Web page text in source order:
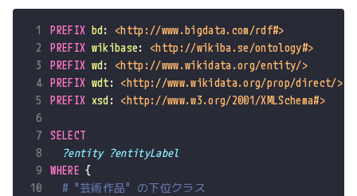
1 PREFIX bd:
<http://www.bigdata.com/rdf#>
2
PREFIX wikibase:
<http://wikiba.se/ontology#>
3
PREFIX wd:
<http://www.wikidata.org/entity/>
4
PREFIX wdt: <http://www.wikidata.org/prop/direct/>
5
PREFIX xsd: <http://www.w3.org/2001/XMLSchema#>
6
7
SELECT
8
?entity ?entityLabel
9
WHERE {
10
# "芸術作品" の下位クラス